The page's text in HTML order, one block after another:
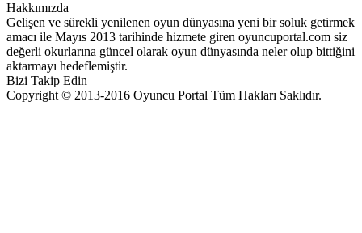
Hakkımızda
Gelişen ve sürekli yenilenen oyun dünyasına yeni bir soluk getirmek
amacı ile Mayıs 2013 tarihinde hizmete giren oyuncuportal.com siz
değerli okurlarına güncel olarak oyun dünyasında neler olup bittiğini
aktarmayı hedeflemiştir.
Bizi Takip Edin
Copyright © 2013-2016 Oyuncu Portal Tüm Hakları Saklıdır.